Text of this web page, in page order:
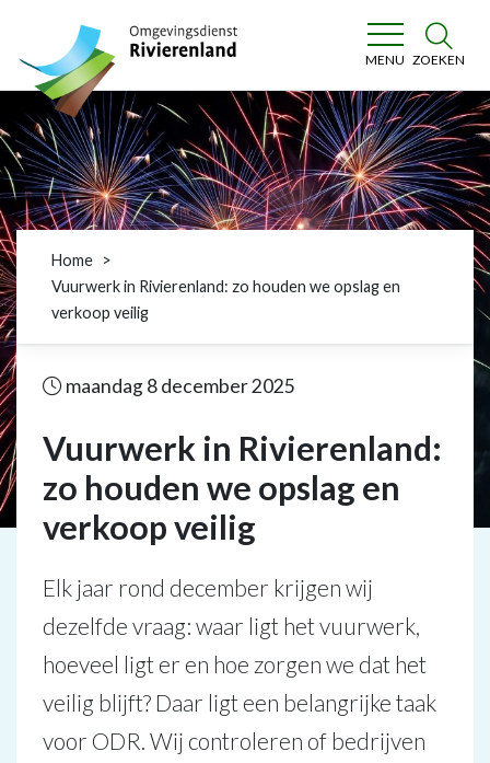
Omgevingsdienst Rivierenland
MENU ZOEKEN
Home
Vuurwerk in Rivierenland: zo houden we opslag en
verkoop veilig
maandag 8 december 2025
Vuurwerk in Rivierenland:
zo houden we opslag en
verkoop veilig
Elk jaar rond december krijgen wij
dezelfde vraag: waar ligt het vuurwerk,
hoeveel ligt er en hoe zorgen we dat het
veilig blijft? Daar ligt een belangrijke taak
voor ODR. Wij controleren of bedrijven